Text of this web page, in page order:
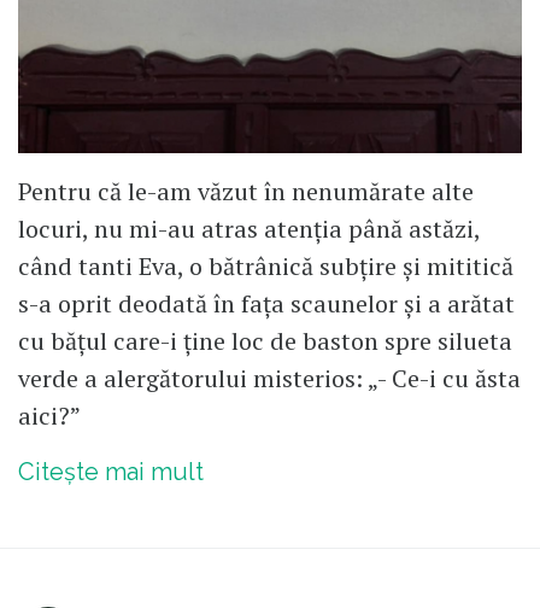
Pentru că le-am văzut în nenumărate alte
locuri, nu mi-au atras atenția până astăzi,
când tanti Eva, o bătrânică subțire și mititică
s-a oprit deodată în fața scaunelor și a arătat
cu bățul care-i ține loc de baston spre silueta
verde a alergătorului misterios: „- Ce-i cu ăsta
aici?”
Citește mai mult